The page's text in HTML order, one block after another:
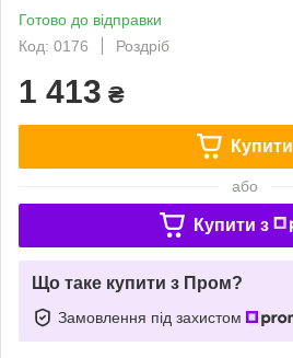
Готово до відправки
Код: 0176
Роздріб
1 413 ₴
Купити
або
Купити з
Що таке купити з Пром?
Замовлення під захистом